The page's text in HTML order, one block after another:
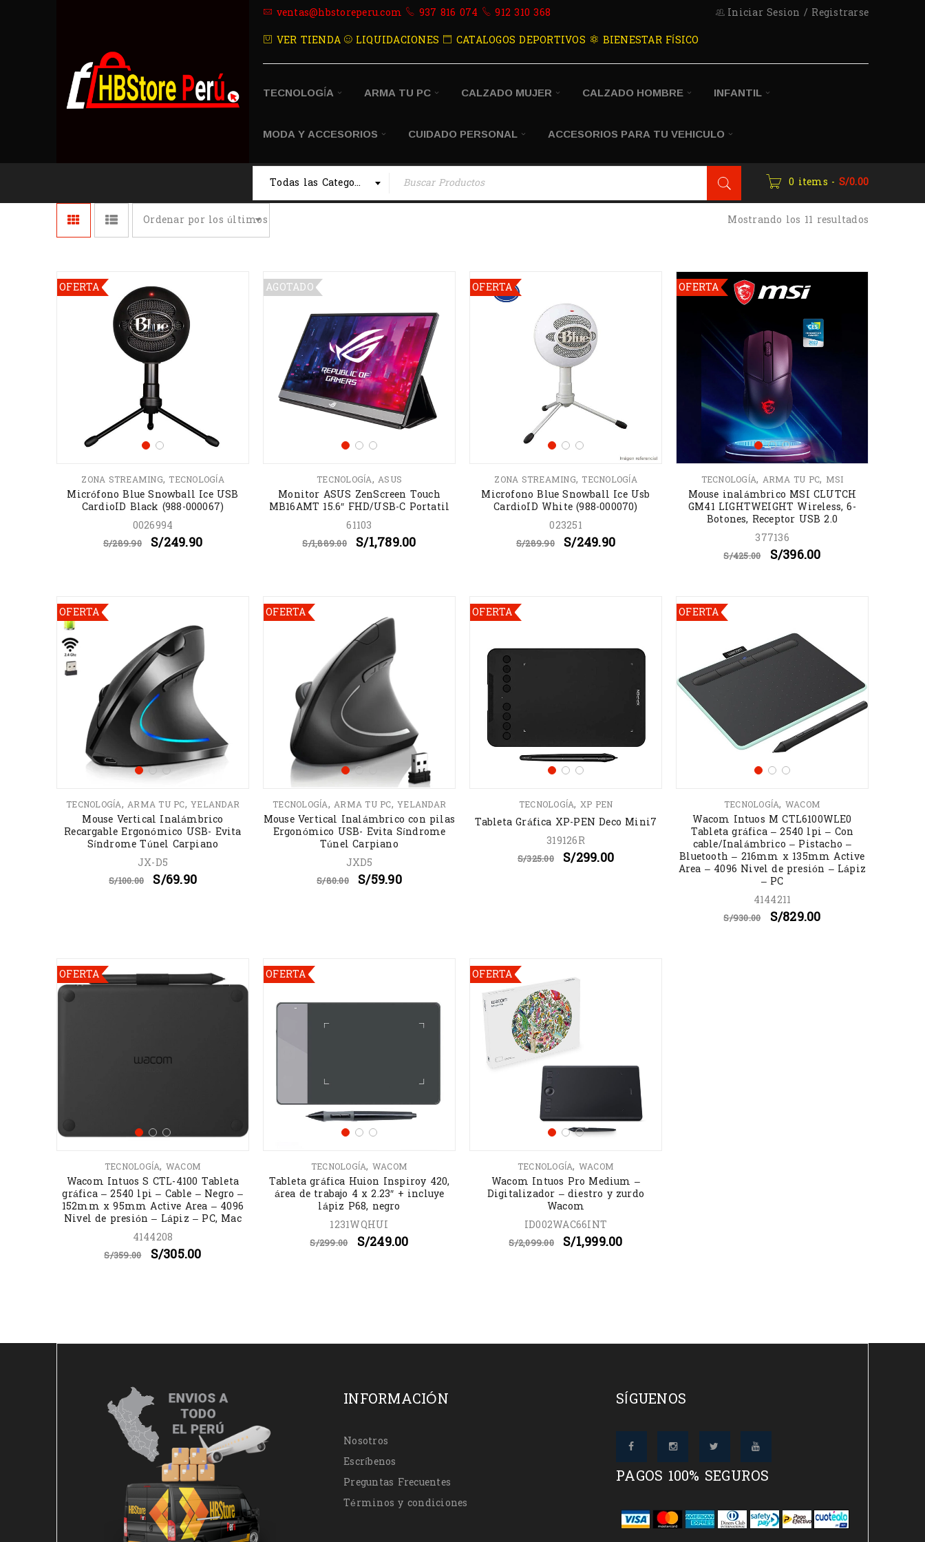
ventas@hbstoreperu.com 937 816 074
912 310 368
VER TIENDA
LIQUIDACIONES CATALOGOS DEPORTIVOS BIENESTAR FÍSICO
Iniciar Sesion / Registrarse
TECNOLOGÍA ARMA TU PC CALZADO MUJER CALZADO HOMBRE INFANTIL
MODA Y ACCESORIOS CUIDADO PERSONAL ACCESORIOS PARA TU VEHICULO
Todas las Categorias 0 items - S/0.00
Mostrando los 11 resultados
Ordenar por los últimos
OFERTA
ZONA STREAMING, TECNOLOGÍA
Micrófono Blue Snowball Ice USB
CardioID Black (988-000067)
0026994
S/289.90 S/249.90
AGOTADO
TECNOLOGÍA, ASUS
Monitor ASUS ZenScreen Touch
MB16AMT 15.6″ FHD/USB-C Portatil
61103
S/1,889.00 S/1,789.00
OFERTA
ZONA STREAMING, TECNOLOGÍA
Microfono Blue Snowball Ice Usb
CardioID White (988-000070)
023251
S/289.90 S/249.90
OFERTA
TECNOLOGÍA, ARMA TU PC, MSI
Mouse inalámbrico MSI CLUTCH
GM41 LIGHTWEIGHT Wireless, 6-
Botones, Receptor USB 2.0
377136
S/425.00 S/396.00
OFERTA
TECNOLOGÍA, ARMA TU PC, YELANDAR
Mouse Vertical Inalámbrico
Recargable Ergonómico USB- Evita
Síndrome Túnel Carpiano
JX-D5
S/100.00 S/69.90
OFERTA
TECNOLOGÍA, ARMA TU PC, YELANDAR
Mouse Vertical Inalámbrico con pilas
Ergonómico USB- Evita Síndrome
Túnel Carpiano
JXD5
S/80.00 S/59.90
OFERTA
TECNOLOGÍA, XP PEN
Tableta Gráfica XP-PEN Deco Mini7
319126R
S/325.00 S/299.00
OFERTA
TECNOLOGÍA, WACOM
Wacom Intuos M CTL6100WLE0
Tableta gráfica – 2540 lpi – Con
cable/Inalámbrico – Pistacho –
Bluetooth – 216mm x 135mm Active
Area – 4096 Nivel de presión – Lápiz
– PC
4144211
S/930.00 S/829.00
OFERTA
TECNOLOGÍA, WACOM
Wacom Intuos S CTL-4100 Tableta
gráfica – 2540 lpi – Cable – Negro –
152mm x 95mm Active Area – 4096
Nivel de presión – Lápiz – PC, Mac
4144208
S/359.00 S/305.00
OFERTA
TECNOLOGÍA, WACOM
Tableta gráfica Huion Inspiroy 420,
área de trabajo 4 x 2.23″ + incluye
lápiz P68, negro
1231WQHUI
S/299.00 S/249.00
OFERTA
TECNOLOGÍA, WACOM
Wacom Intuos Pro Medium –
Digitalizador – diestro y zurdo
Wacom
ID002WAC66INT
S/2,099.00 S/1,999.00
INFORMACIÓN
Nosotros
Escríbenos
Preguntas Frecuentes
Términos y condiciones
SÍGUENOS
PAGOS 100% SEGUROS